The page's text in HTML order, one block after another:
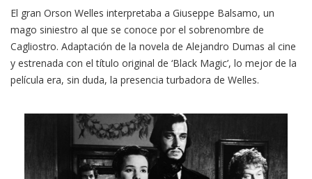
El gran Orson Welles interpretaba a Giuseppe Balsamo, un
mago siniestro al que se conoce por el sobrenombre de
Cagliostro. Adaptación de la novela de Alejandro Dumas al cine
y estrenada con el título original de ‘Black Magic’, lo mejor de la
película era, sin duda, la presencia turbadora de Welles.